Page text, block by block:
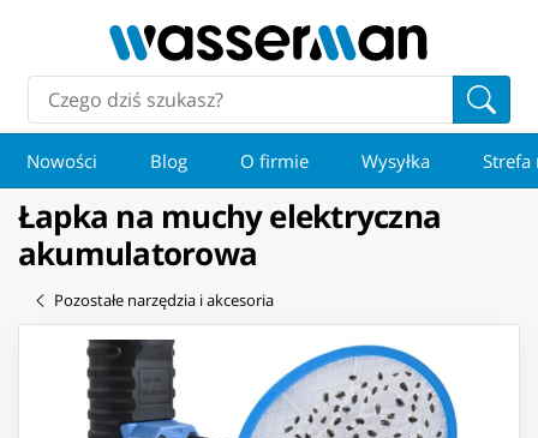
Nowości Blog O firmie Wysyłka Strefa
Łapka na muchy elektryczna
akumulatorowa
Pozostałe narzędzia i akcesoria